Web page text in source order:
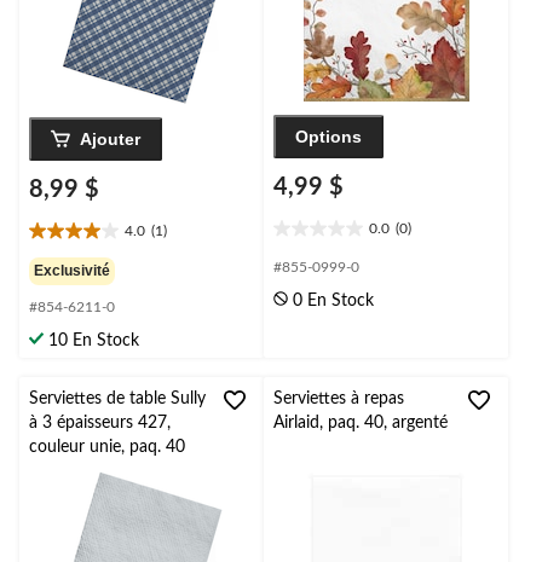
Ajouter
8,99 $
4.0 (1)
4.0
étoile(s)
sur
5.
1
Exclusivité
#854-6211-0
10 En Stock
Options
4,99 $
0.0 (0)
étoile(s)
5.
#855-0999-0
0 En Stock
Serviettes de table Sully
à 3 épaisseurs 427,
couleur unie, paq. 40
Serviettes à repas
Airlaid, paq. 40, argenté